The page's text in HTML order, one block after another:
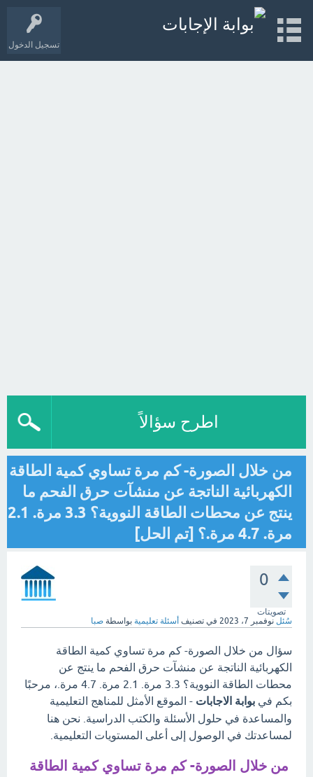
تسجيل الدخول
اطرح سؤالاً
من خلال الصورة- كم مرة تساوي كمية الطاقة
الكهربائية الناتجة عن منشآت حرق الفحم ما
ينتج عن محطات الطاقة النووية؟ 3.3 مرة. 2.1
مرة. 4.7 مرة.؟ [تم الحل]
0
تصويتات
سُئل نوفمبر 7، 2023 في تصنيف أسئلة تعليمية بواسطة صبا
سؤال من خلال الصورة- كم مرة تساوي كمية الطاقة
الكهربائية الناتجة عن منشآت حرق الفحم ما ينتج عن
محطات الطاقة النووية؟ 3.3 مرة. 2.1 مرة. 4.7 مرة.، مرحبًا
بكم في بوابة الاجابات - الموقع الأمثل للمناهج التعليمية
والمساعدة في حلول الأسئلة والكتب الدراسية. نحن هنا
لمساعدتك في الوصول إلى أعلى المستويات التعليمية.
من خلال الصورة- كم مرة تساوي كمية الطاقة